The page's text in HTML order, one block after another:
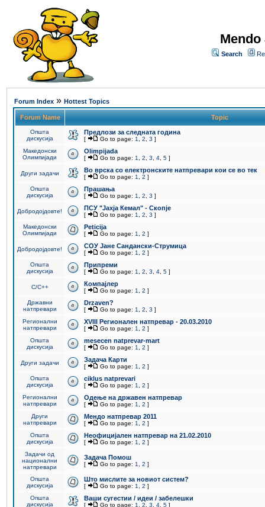
Search
Forum Index » Hottest Topics
Forum Name Topic
Општа
дискусија
Предлози за следната година
[ Go to page: 1 2 3 ]
Македонски
Олимпијади
Olimpijada
[ Go to page: 1 2 3 4 5 ]
Други задачи Во врска со електронските натпревари кои се во тек
[ Go to page: 1 2 ]
Општа
дискусија
Прашања
[ Go to page: 1 2 3 ]
Добродојдовте! ПCУ "Јахја Кемал" - Скопје
[ Go to page: 1 2 3 ]
Македонски
Олимпијади
Peticija
[ Go to page: 1 2 ]
Добродојдовте! СОУ Јане Сандански-Струмица
[ Go to page: 1 2 ]
Општа
дискусија
Припреми
[ Go to page: 1 2 3 4 5 ]
C/C++ Компајлер
[ Go to page: 1 2 ]
Државни
натпревари
Drzaven?
[ Go to page: 1 2 3 ]
Регионални
натпревари
XVIII Регионален натпревар - 20.03.2010
[ Go to page: 1 2 ]
Општа
дискусија
mesecen natprevar-mart
[ Go to page: 1 2 ]
Други задачи Задача Карти
[ Go to page: 1 2 ]
Општа
дискусија
ciklus natprevari
[ Go to page: 1 2 ]
Регионални
натпревари
Одење на државен натпревар
[ Go to page: 1 2 ]
Други
натпревари
Мендо натпревар 2011
[ Go to page: 1 2 ]
Општа
дискусија
Неофицијален натпревар на 21.02.2010
[ Go to page: 1 2 ]
Задачи од
национални
натпревари
Задача Помош
[ Go to page: 1 2 ]
Општа
дискусија
Што мислите за новиот систем?
[ Go to page: 1 2 ]
Општа
дискусија
Ваши сугестии / идеи / забелешки
[ Go to page: 1 2 3 4 5 ]